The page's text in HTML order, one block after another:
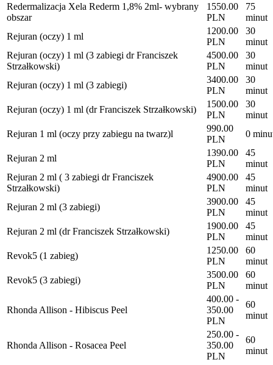
Redermalizacja Xela Rederm 1,8% 2ml- wybrany
obszar
1550.00
PLN
75
minut
Rejuran (oczy) 1 ml
1200.00
PLN
30
minut
Rejuran (oczy) 1 ml (3 zabiegi dr Franciszek
Strzałkowski)
4500.00
PLN
30
minut
Rejuran (oczy) 1 ml (3 zabiegi)
3400.00
PLN
30
minut
Rejuran (oczy) 1 ml (dr Franciszek Strzałkowski)
1500.00
PLN
30
minut
Rejuran 1 ml (oczy przy zabiegu na twarz)l
990.00
PLN
0
Rejuran 2 ml
1390.00
PLN
45
minut
Rejuran 2 ml ( 3 zabiegi dr Franciszek
Strzałkowski)
4900.00
PLN
45
minut
Rejuran 2 ml (3 zabiegi)
3900.00
PLN
45
minut
Rejuran 2 ml (dr Franciszek Strzałkowski)
1900.00
PLN
45
minut
Revok5 (1 zabieg)
1250.00
PLN
60
minut
Revok5 (3 zabiegi)
3500.00
PLN
60
minut
Rhonda Allison - Hibiscus Peel
400.00 -
350.00
PLN
60
minut
Rhonda Allison - Rosacea Peel
250.00 -
350.00
PLN
60
minut